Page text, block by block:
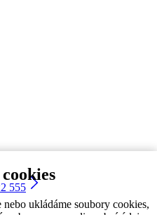
ukládáme soubory cookies,
555